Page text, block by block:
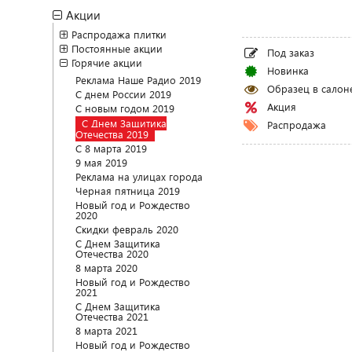
Акции
Распродажа плитки
Постоянные акции
Горячие акции
Реклама Наше Радио 2019
С днем России 2019
С новым годом 2019
С Днем Защитика
Отечества 2019
С 8 марта 2019
9 мая 2019
Реклама на улицах города
Черная пятница 2019
Новый год и Рождество
2020
Скидки февраль 2020
С Днем Защитика
Отечества 2020
8 марта 2020
Новый год и Рождество
2021
С Днем Защитика
Отечества 2021
8 марта 2021
Новый год и Рождество
Под заказ
Новинка
Образец в
Акция
Распродажа